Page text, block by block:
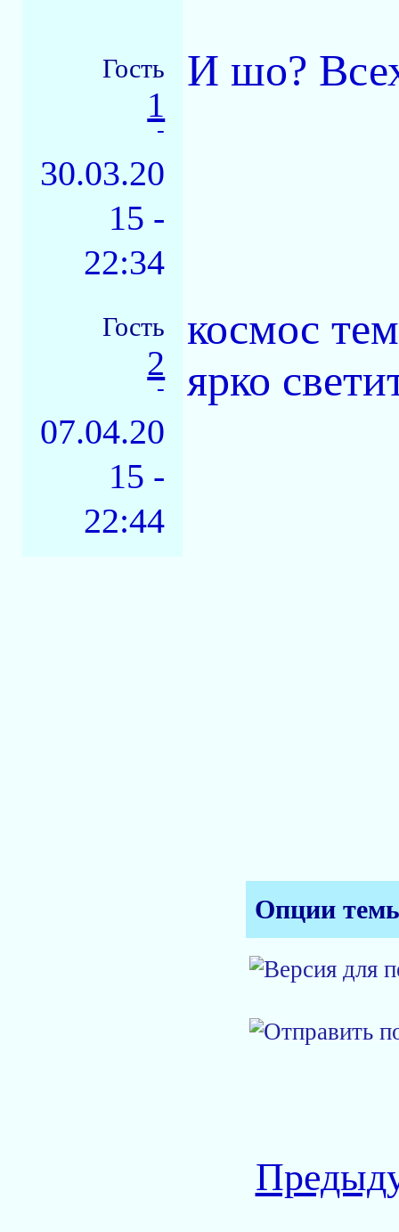
Гость
1
-
30.03.20
15 -
22:34
И шо?
Гость
2
-
07.04.20
15 -
22:44
космос
ярко
Опции